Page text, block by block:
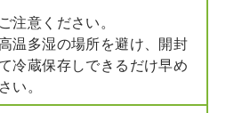
注意ください。
温多湿の場所を避け、開封
冷蔵保存しできるだけ早め
い。